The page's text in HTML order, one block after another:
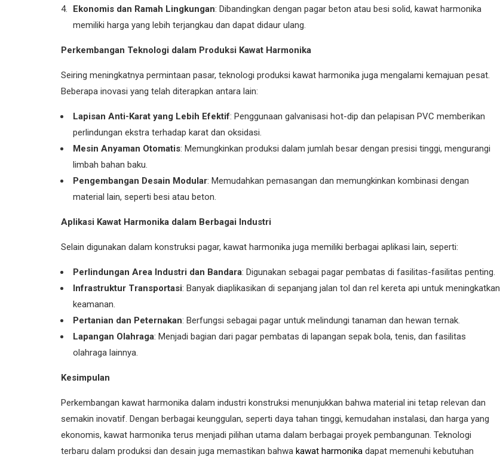
Ekonomis dan Ramah Lingkungan: Dibandingkan dengan pagar beton atau besi solid, kawat harmonika
memiliki harga yang lebih terjangkau dan dapat didaur ulang.
Perkembangan Teknologi dalam Produksi Kawat Harmonika
Seiring meningkatnya permintaan pasar, teknologi produksi kawat harmonika juga mengalami kemajuan pesat.
Beberapa inovasi yang telah diterapkan antara lain:
Lapisan Anti-Karat yang Lebih Efektif: Penggunaan galvanisasi hot-dip dan pelapisan PVC memberikan
perlindungan ekstra terhadap karat dan oksidasi.
Mesin Anyaman Otomatis: Memungkinkan produksi dalam jumlah besar dengan presisi tinggi, mengurangi
limbah bahan baku.
Pengembangan Desain Modular: Memudahkan pemasangan dan memungkinkan kombinasi dengan
material lain, seperti besi atau beton.
Aplikasi Kawat Harmonika dalam Berbagai Industri
Selain digunakan dalam konstruksi pagar, kawat harmonika juga memiliki berbagai aplikasi lain, seperti:
Perlindungan Area Industri dan Bandara: Digunakan sebagai pagar pembatas di fasilitas-fasilitas penting.
Infrastruktur Transportasi: Banyak diaplikasikan di sepanjang jalan tol dan rel kereta api untuk meningkatkan
keamanan.
Pertanian dan Peternakan: Berfungsi sebagai pagar untuk melindungi tanaman dan hewan ternak.
Lapangan Olahraga: Menjadi bagian dari pagar pembatas di lapangan sepak bola, tenis, dan fasilitas
olahraga lainnya.
Kesimpulan
Perkembangan kawat harmonika dalam industri konstruksi menunjukkan bahwa material ini tetap relevan dan
semakin inovatif. Dengan berbagai keunggulan, seperti daya tahan tinggi, kemudahan instalasi, dan harga yang
ekonomis, kawat harmonika terus menjadi pilihan utama dalam berbagai proyek pembangunan. Teknologi
terbaru dalam produksi dan desain juga memastikan bahwa kawat harmonika dapat memenuhi kebutuhan